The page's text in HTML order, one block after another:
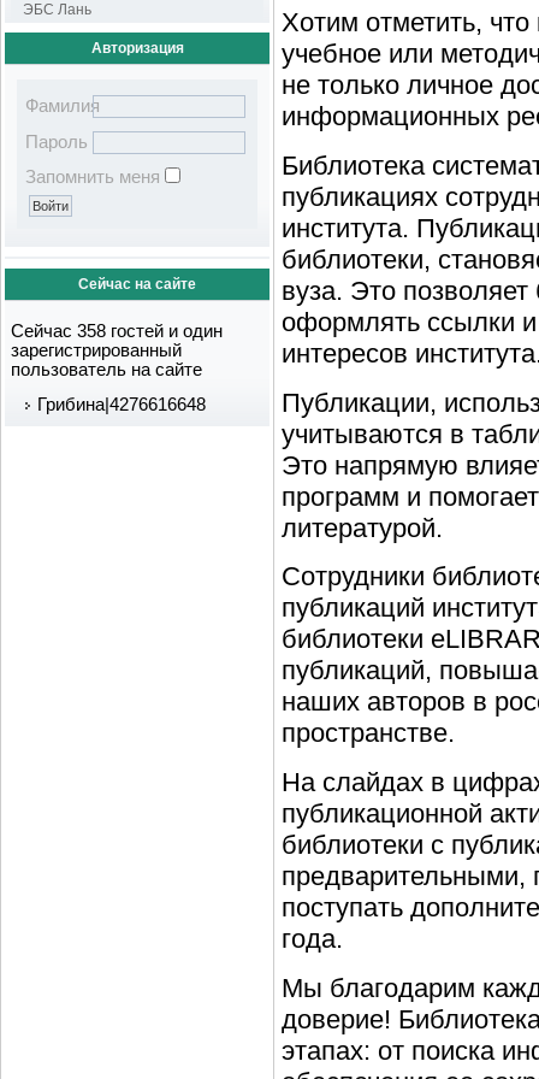
ЭБС Лань
Авторизация
Фамилия
Пароль
Запомнить меня
Сейчас на сайте
Сейчас 358 гостей и один
зарегистрированный
пользователь на сайте
Грибина|4276616648
Хотим отметить,
учебное или
не только личное
информационных
Библиотека
публикациях
института.
библиотеки,
вуза. Это
оформлять ссылки
интересов
Публикации,
учитываются в
Это напрямую
программ и
литературой.
Сотрудники
публикаций
библиотеки
публикаций,
наших авторов в
пространстве.
На слайдах в
публикационной
библиотеки с
предварительными,
поступать
года.
Мы благодарим
доверие!
этапах: от поиска